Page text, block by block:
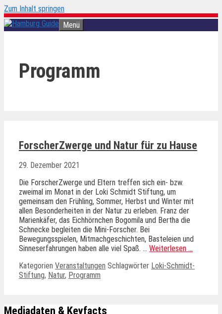
Zum Inhalt springen
Menü
Programm
ForscherZwerge und Natur für zu Hause
29. Dezember 2021
Die ForscherZwerge und Eltern treffen sich ein- bzw.
zweimal im Monat in der Loki Schmidt Stiftung, um
gemeinsam den Frühling, Sommer, Herbst und Winter mit
allen Besonderheiten in der Natur zu erleben. Franz der
Marienkäfer, das Eichhörnchen Bogomila und Bertha die
Schnecke begleiten die Mini-Forscher. Bei
Bewegungsspielen, Mitmachgeschichten, Basteleien und
Sinneserfahrungen haben alle viel Spaß. … Weiterlesen …
Kategorien Veranstaltungen Schlagwörter Loki-Schmidt-
Stiftung, Natur, Programm
Mediadaten & Keyfacts